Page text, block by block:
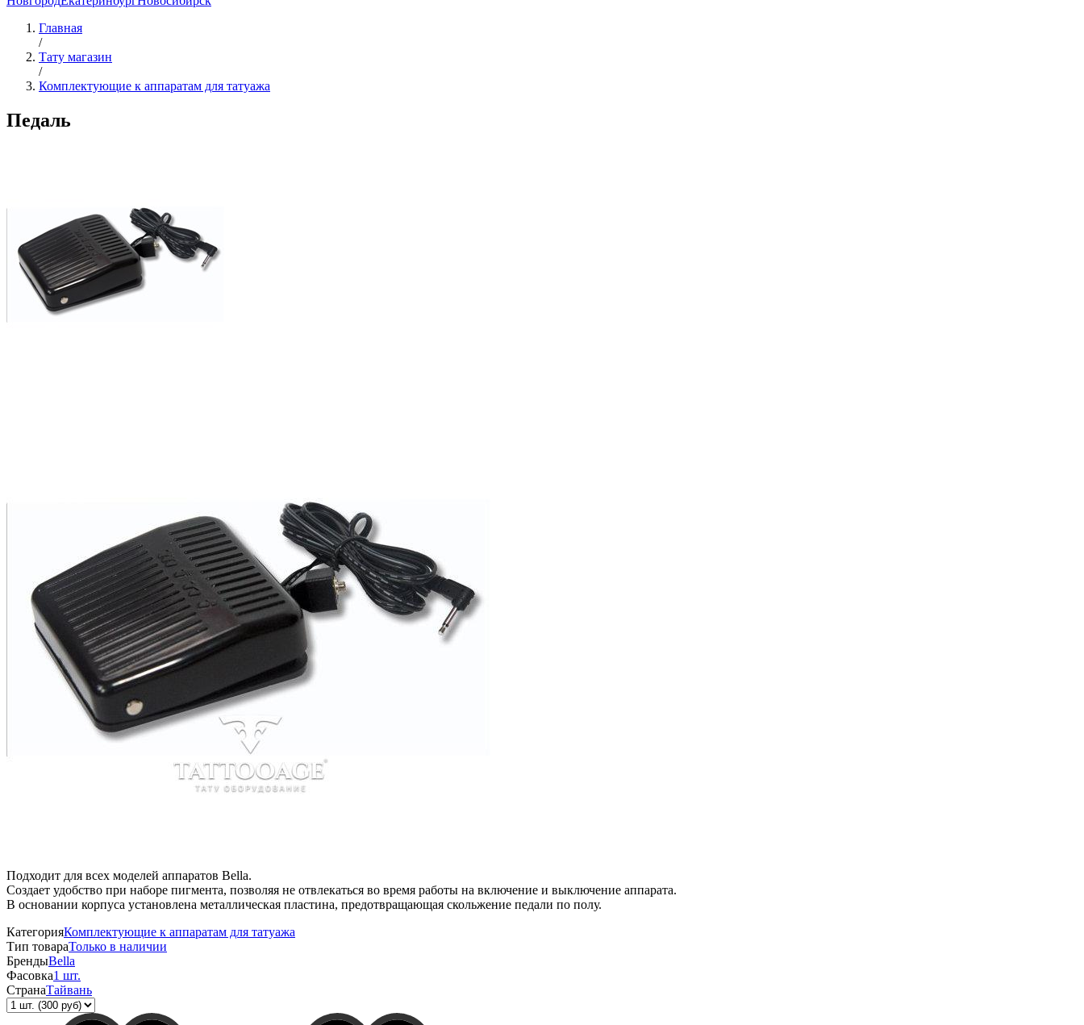
Главная
/
Тату магазин
/
Комплектующие к аппаратам для татуажа
Педаль
Подходит для всех моделей аппаратов Bella.
Создает удобство при наборе пигмента, позволяя не отвлекаться во время работы на включение и выключение аппарата.
В основании корпуса установлена металлическая пластина, предотвращающая скольжение педали по полу.
КатегорияКомплектующие к аппаратам для татуажа
Тип товараТолько в наличии
БрендыBella
Фасовка1 шт.
СтранаТайвань